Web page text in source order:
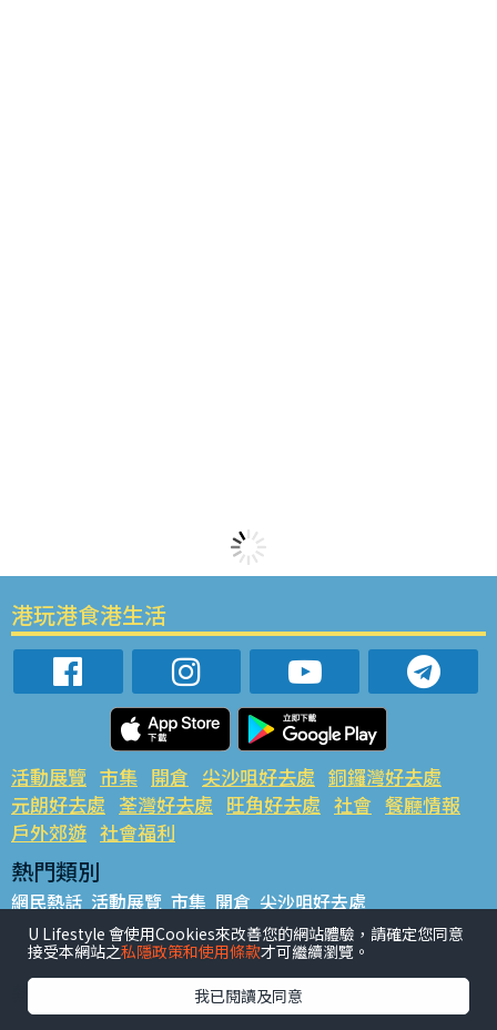
港玩港食港生活
活動展覽 市集 開倉 尖沙咀好去處 銅鑼灣好去處
元朗好去處 荃灣好去處 旺角好去處 社會 餐廳情報
戶外郊遊 社會福利
熱門類別
網民熱話 活動展覽 市集 開倉 尖沙咀好去處
銅鑼灣好去處 元朗好去處 荃灣好去處 旺角好去處 社會
餐廳情報 戶外郊遊
熱門標籤
#UGO搵好去處 #人氣活動推介 #美食社群熱話
U Lifestyle 會使用Cookies來改善您的網站體驗，請確定您同意
接受本網站之私隱政策和使用條款才可繼續瀏覽。
我已閱讀及同意